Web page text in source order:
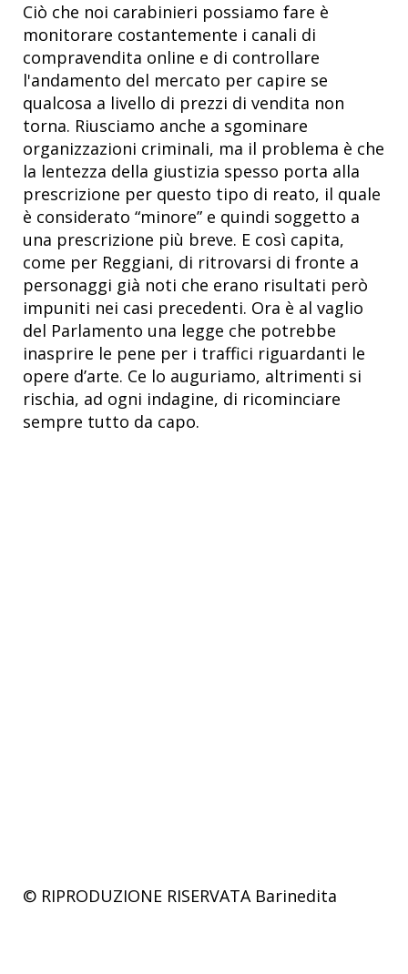
Ciò che noi carabinieri possiamo fare è
monitorare costantemente i canali di
compravendita online e di controllare
l'andamento del mercato per capire se
qualcosa a livello di prezzi di vendita non
torna. Riusciamo anche a sgominare
organizzazioni criminali, ma il problema è che
la lentezza della giustizia spesso porta alla
prescrizione per questo tipo di reato, il quale
è considerato “minore” e quindi soggetto a
una prescrizione più breve. E così capita,
come per Reggiani, di ritrovarsi di fronte a
personaggi già noti che erano risultati però
impuniti nei casi precedenti. Ora è al vaglio
del Parlamento una legge che potrebbe
inasprire le pene per i traffici riguardanti le
opere d’arte. Ce lo auguriamo, altrimenti si
rischia, ad ogni indagine, di ricominciare
sempre tutto da capo.
© RIPRODUZIONE RISERVATA Barinedita